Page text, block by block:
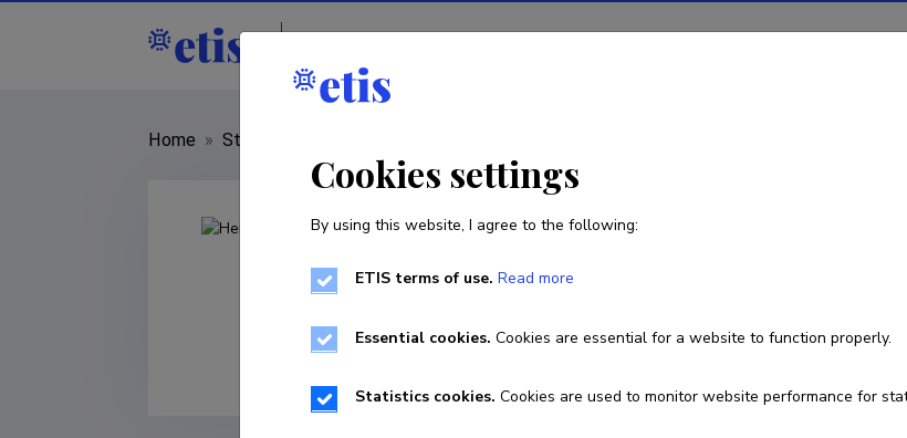
Home » Staff
Cookies settings
By using this website, I agree to the following:
ETIS terms of use. Read more
Essential cookies. Cookies are essential for a website to function properly.
Statistics cookies. Cookies are used to monitor website performance for